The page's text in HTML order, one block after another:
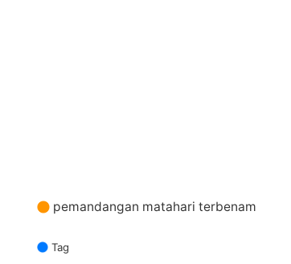
pemandangan matahari terbenam
Tag